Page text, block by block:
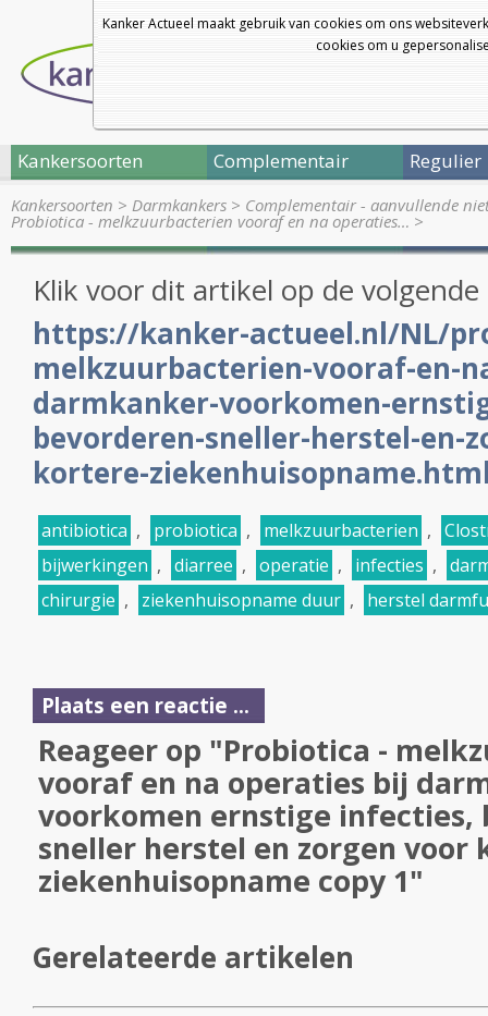
Kanker Actueel maakt gebruik van cookies om ons
cookies om u
Kankersoorten Complementair Regulier
Kankersoorten > Darmkankers > Complementair - aanvullende
Probiotica - melkzuurbacterien vooraf en na operaties… >
Klik voor dit artikel op de
https://kanker-actueel.nl/NL/
melkzuurbacterien-vooraf-en-
darmkanker-voorkomen-
bevorderen-sneller-herstel-en-
kortere-
antibiotica , probiotica , melkzuurbacterien ,
bijwerkingen , diarree , operatie , infecties ,
chirurgie , ziekenhuisopname duur , herstel
Plaats een reactie ...
Reageer op "Probiotica -
vooraf en na operaties bij
voorkomen ernstige infecties,
sneller herstel en zorgen voor
ziekenhuisopname copy 1"
Gerelateerde artikelen